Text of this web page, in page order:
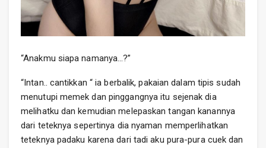
“Anakmu siapa namanya…?”
“Intan.. cantikkan “ ia berbalik, pakaian dalam tipis sudah
menutupi memek dan pinggangnya itu sejenak dia
melihatku dan kemudian melepaskan tangan kanannya
dari teteknya sepertinya dia nyaman memperlihatkan
teteknya padaku karena dari tadi aku pura-pura cuek dan